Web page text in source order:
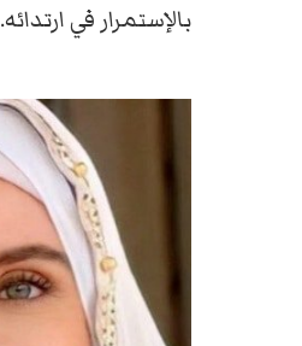
بالإستمرار في ارتدائه.